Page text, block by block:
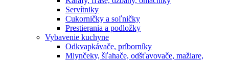
Servítniky
Cukorničky a soľničky
Prestierania a podložky
Vybavenie kuchyne
Odkvapkávače, príborníky
Mlynčeky, šľahače, odšťavovače, mažiare,